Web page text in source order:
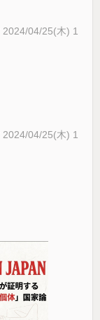
2024/04/25(木) 1
2024/04/25(木) 1